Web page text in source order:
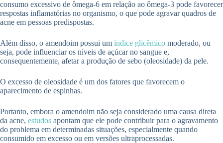
consumo excessivo de ômega-6 em relação ao ômega-3 pode favorecer
respostas inflamatórias no organismo, o que pode agravar quadros de
acne em pessoas predispostas.
Além disso, o amendoim possui um índice glicêmico moderado, ou
seja, pode influenciar os níveis de açúcar no sangue e,
consequentemente, afetar a produção de sebo (oleosidade) da pele.
O excesso de oleosidade é um dos fatores que favorecem o
aparecimento de espinhas.
Portanto, embora o amendoim não seja considerado uma causa direta
da acne, estudos apontam que ele pode contribuir para o agravamento
do problema em determinadas situações, especialmente quando
consumido em excesso ou em versões ultraprocessadas.